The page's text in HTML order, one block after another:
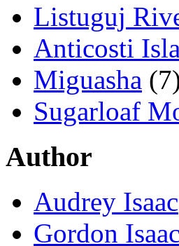
Listuguj
Anticosti
Miguasha
Sugarloaf
Author
Audrey Isaac
Gordon Isaac